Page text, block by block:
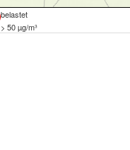
belastet
> 50 µg/m³